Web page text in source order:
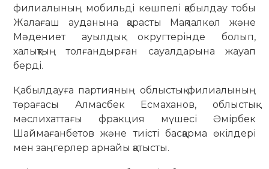
филиалының мобильді көшпелі қабылдау тобы
Жалағаш ауданына қарасты Мақпалкөл және
Мәдениет ауылдық округтерінде болып,
халықтың толғандырған сауалдарына жауап
берді.
Қабылдауға партияның облыстық филиалының
төрағасы Алмасбек Есмаханов, облыстық
мәслихаттағы фракция мүшесі Әмірбек
Шаймағанбетов және тиісті басқарма өкілдері
мен заңгерлер арнайы қатысты.